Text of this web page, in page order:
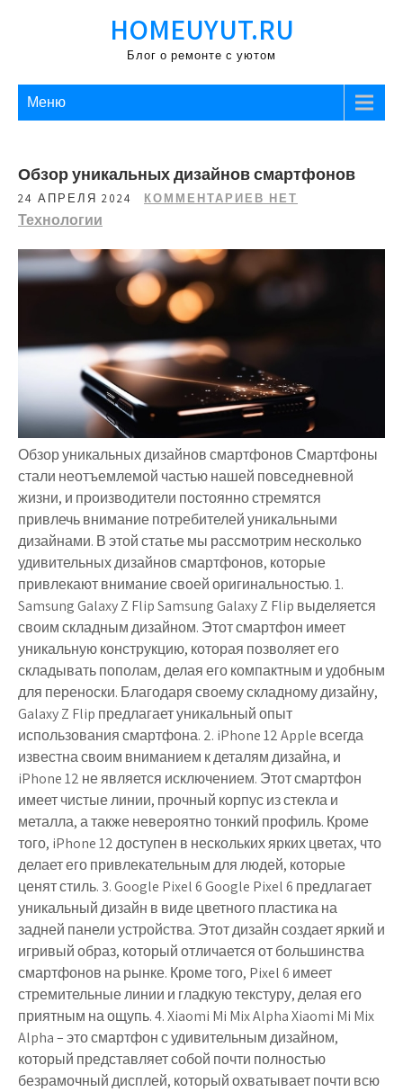
HOMEUYUT.RU
Блог о ремонте с уютом
Меню
Обзор уникальных дизайнов смартфонов
24 АПРЕЛЯ 2024 КОММЕНТАРИЕВ НЕТ
Технологии
Обзор уникальных дизайнов смартфонов Смартфоны
стали неотъемлемой частью нашей повседневной
жизни, и производители постоянно стремятся
привлечь внимание потребителей уникальными
дизайнами. В этой статье мы рассмотрим несколько
удивительных дизайнов смартфонов, которые
привлекают внимание своей оригинальностью. 1.
Samsung Galaxy Z Flip Samsung Galaxy Z Flip выделяется
своим складным дизайном. Этот смартфон имеет
уникальную конструкцию, которая позволяет его
складывать пополам, делая его компактным и удобным
для переноски. Благодаря своему складному дизайну,
Galaxy Z Flip предлагает уникальный опыт
использования смартфона. 2. iPhone 12 Apple всегда
известна своим вниманием к деталям дизайна, и
iPhone 12 не является исключением. Этот смартфон
имеет чистые линии, прочный корпус из стекла и
металла, а также невероятно тонкий профиль. Кроме
того, iPhone 12 доступен в нескольких ярких цветах, что
делает его привлекательным для людей, которые
ценят стиль. 3. Google Pixel 6 Google Pixel 6 предлагает
уникальный дизайн в виде цветного пластика на
задней панели устройства. Этот дизайн создает яркий и
игривый образ, который отличается от большинства
смартфонов на рынке. Кроме того, Pixel 6 имеет
стремительные линии и гладкую текстуру, делая его
приятным на ощупь. 4. Xiaomi Mi Mix Alpha Xiaomi Mi Mix
Alpha – это смартфон с удивительным дизайном,
который представляет собой почти полностью
безрамочный дисплей, который охватывает почти всю